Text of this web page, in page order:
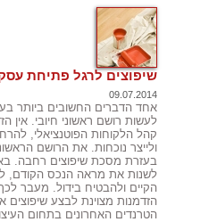
שיפוצים לרגל פתיחת
09.07.2014
אחד הדברים החשובים ביותר
לעשות רושם ראשוני חיובי. אין
קהל הלקוחות הפוטנציאלי,
ולייצר נוכחות. את הרושם
בעזרת מסכת שיפוצים רחבה.
לשנות את מראה הנכס הקודם,
הקיים ולהבטיח בידול. מעבר
הזדמנות מצוינת לבצע שיפוצים
הטרנדים האחרונים בתחום